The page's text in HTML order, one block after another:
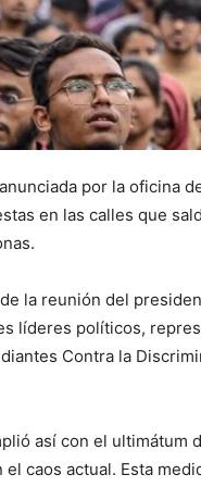
por la oficina
en las calles que
la reunión del
líderes políticos,
Contra la
así con el
el caos actual. Esta